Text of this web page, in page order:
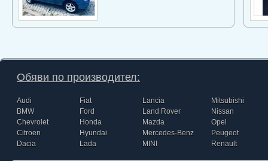
Обяви по производител:
Audi
BMW
Chevrolet
Citroen
Dacia
Fiat
Ford
Honda
Hyundai
Lada
Lancia
Land Rover
Mazda
Mercedes-Benz
MINI
Mitsubishi
Nissan
Opel
Peugeot
Renault